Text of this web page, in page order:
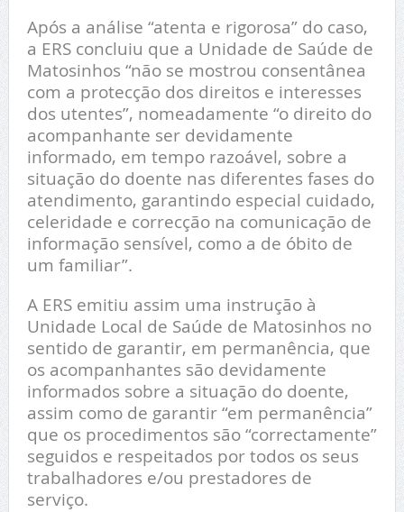
Após a análise “atenta e rigorosa” do caso,
a ERS concluiu que a Unidade de Saúde de
Matosinhos “não se mostrou consentânea
com a protecção dos direitos e interesses
dos utentes”, nomeadamente “o direito do
acompanhante ser devidamente
informado, em tempo razoável, sobre a
situação do doente nas diferentes fases do
atendimento, garantindo especial cuidado,
celeridade e correcção na comunicação de
informação sensível, como a de óbito de
um familiar”.
A ERS emitiu assim uma instrução à
Unidade Local de Saúde de Matosinhos no
sentido de garantir, em permanência, que
os acompanhantes são devidamente
informados sobre a situação do doente,
assim como de garantir “em permanência”
que os procedimentos são “correctamente”
seguidos e respeitados por todos os seus
trabalhadores e/ou prestadores de
serviço.